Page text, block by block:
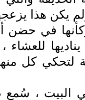
يكن هذا
في حضن
للعشاء ،
لتحكي كل
في البيت ،